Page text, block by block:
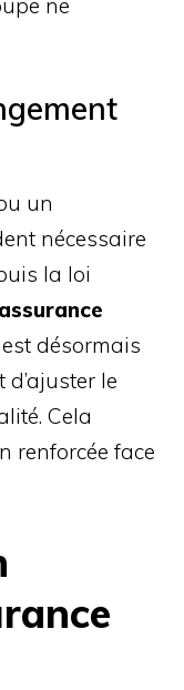
ne
un
nécessaire
la loi
est désormais
le
Cela
renforcée face